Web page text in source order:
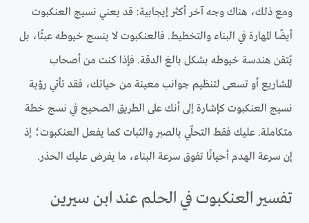
ومع ذلك، هناك وجه آخر أكثر إيجابية: قد يعني نسيج العنكبوت
أيضًا المهارة في البناء والتخطيط. فالعنكبوت لا ينسج خيوطه عبثًا، بل
يُتقن هندسة خيوطه بشكل بالغ الدقة. فإذا كنت من أصحاب
المشاريع أو تسعى لتنظيم جوانب معينة من حياتك، فقد تأتي رؤية
نسيج العنكبوت كإشارة إلى أنك على الطريق الصحيح في نسج خطة
متكاملة. عليك فقط التحلّي بالصبر والثبات كما يفعل العنكبوت؛ إذ
إن سرعة الهدم أحيانًا تفوق سرعة البناء، ما يفرض عليك الحذر.
تفسير العنكبوت في الحلم عند ابن سيرين